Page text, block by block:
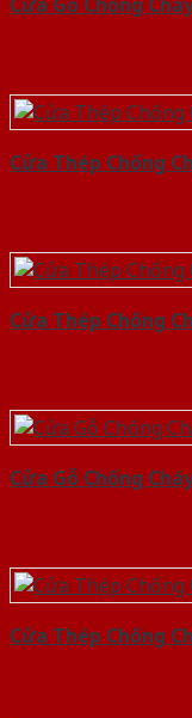
Cửa Thép Chống
Cửa Thép Chống
Cửa Gỗ Chống
Cửa Thép Chống